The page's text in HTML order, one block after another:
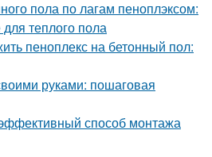
пола по лагам пеноплэксом:
теплого пола
пеноплекс на бетонный пол:
руками: пошаговая
способ монтажа